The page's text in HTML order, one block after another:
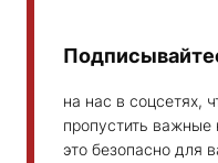
на нас в соцсетях,
пропустить важные
это безопасно для